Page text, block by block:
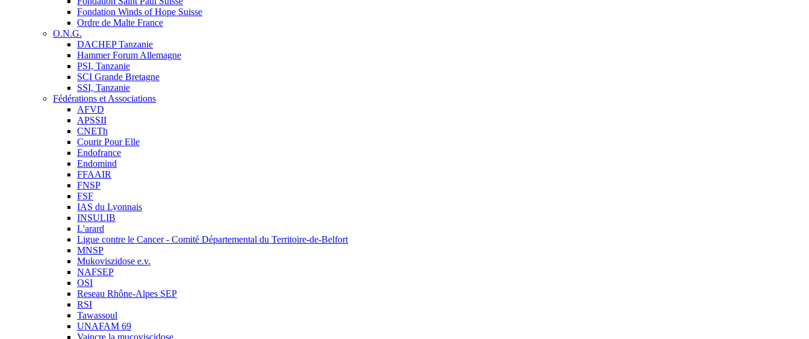
Fondation Winds of Hope Suisse
Ordre de Malte France
O.N.G.
DACHEP Tanzanie
Hammer Forum Allemagne
PSI, Tanzanie
SCI Grande Bretagne
SSI, Tanzanie
Fédérations et Associations
AFVD
APSSII
CNETh
Courir Pour Elle
Endofrance
Endomind
FFAAIR
FNSP
FSF
IAS du Lyonnais
INSULIB
L'arard
Ligue contre le Cancer - Comité Départemental du Territoire-de-Belfort
MNSP
Mukoviszidose e.v.
NAFSEP
OSI
Reseau Rhône-Alpes SEP
RSI
Tawassoul
UNAFAM 69
Vaincre la mucoviscidose